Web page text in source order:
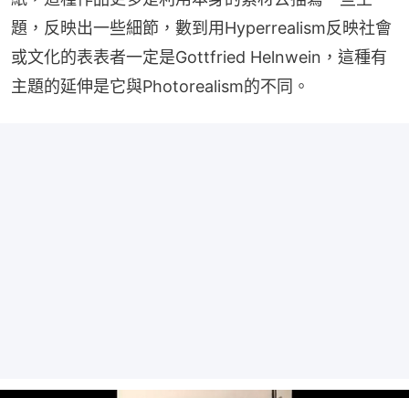
題，反映出一些細節，數到用Hyperrealism反映社會
或文化的表表者一定是Gottfried Helnwein，這種有
主題的延伸是它與Photorealism的不同。